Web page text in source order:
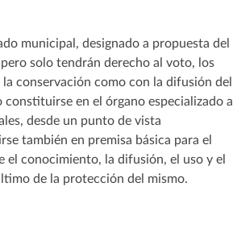
municipal, designado a propuesta del
solo tendrán derecho al voto, los
conservación como con la difusión del
en el órgano especializado al
desde un punto de vista
también en premisa básica para el
conocimiento, la difusión, el uso y el
de la protección del mismo.